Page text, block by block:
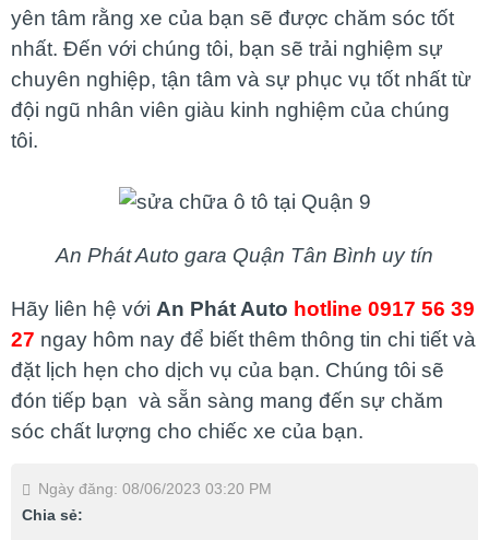
yên tâm rằng xe của bạn sẽ được chăm sóc tốt
nhất. Đến với chúng tôi, bạn sẽ trải nghiệm sự
chuyên nghiệp, tận tâm và sự phục vụ tốt nhất từ
đội ngũ nhân viên giàu kinh nghiệm của chúng
tôi.
An Phát Auto gara Quận Tân Bình uy tín
Hãy liên hệ với An Phát Auto hotline 0917 56 39
27 ngay hôm nay để biết thêm thông tin chi tiết và
đặt lịch hẹn cho dịch vụ của bạn. Chúng tôi sẽ
đón tiếp bạn và sẵn sàng mang đến sự chăm
sóc chất lượng cho chiếc xe của bạn.
Ngày đăng: 08/06/2023 03:20 PM
Chia sẻ: